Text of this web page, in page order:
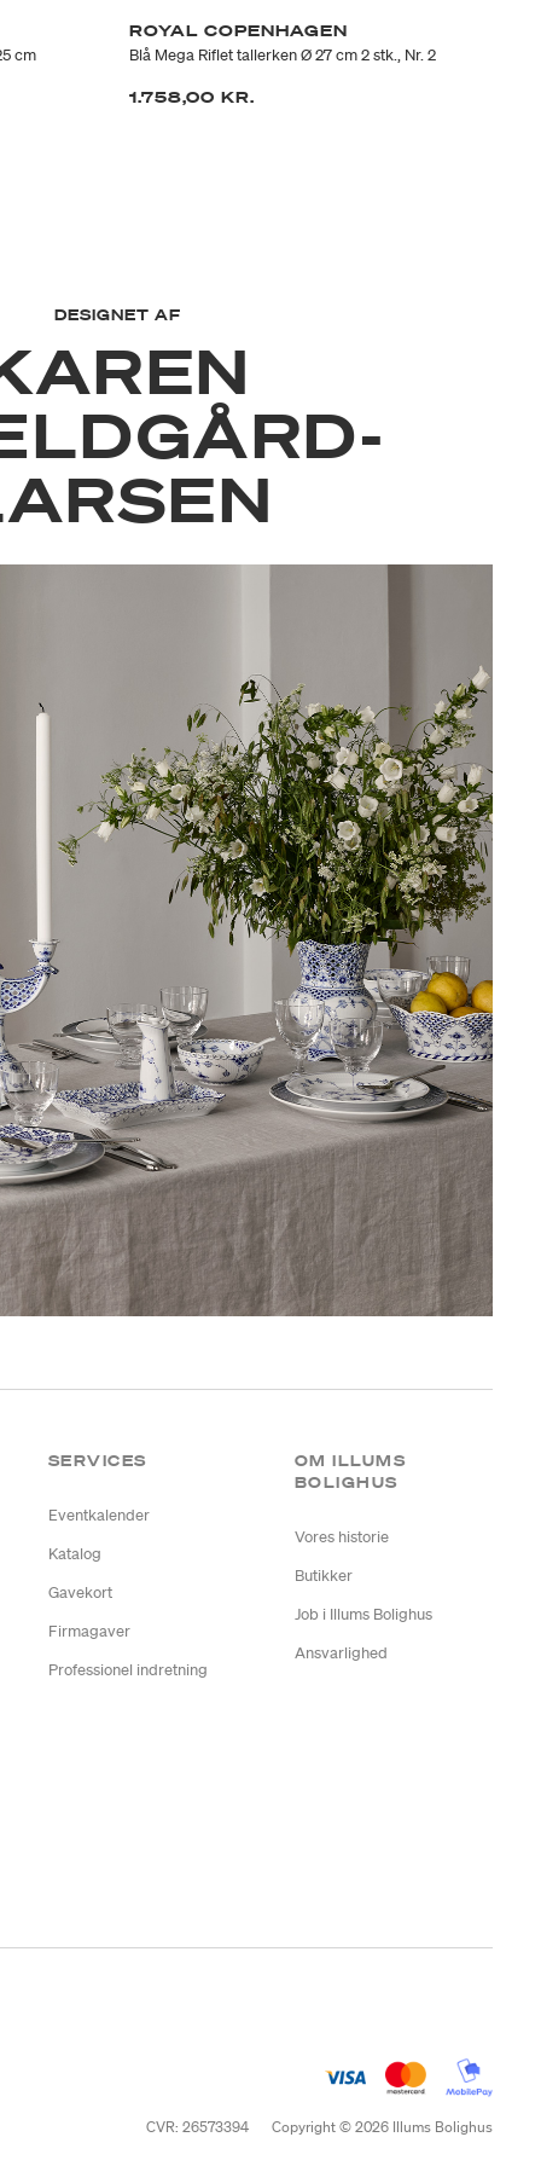
cm
ROYAL COPENHAGEN
Blå Mega Riflet tallerken Ø 27 cm 2 stk., Nr. 2
1.758,00 KR.
DESIGNET AF
SERVICES
Eventkalender
Katalog
Gavekort
Firmagaver
Professionel indretning
OM ILLUMS
BOLIGHUS
Vores historie
Butikker
Job i Illums Bolighus
Ansvarlighed
CVR: 26573394 Copyright © 2026 Illums Bolighus